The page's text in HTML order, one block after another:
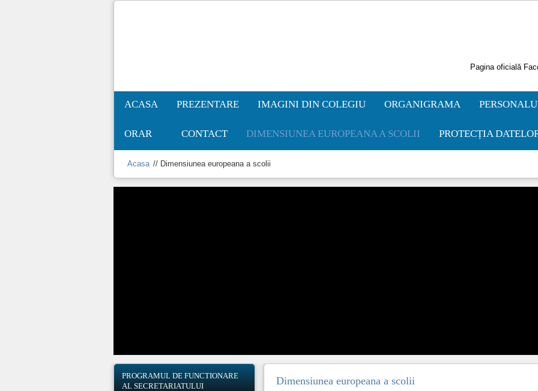
Pagina oficială
ACASA PREZENTARE IMAGINI DIN COLEGIU ORGANIGRAMA
ORAR CONTACT DIMENSIUNEA EUROPEANA A SCOLII PROTECȚIA
Acasa // Dimensiunea europeana a scolii
Dimensiunea europeana a scolii
PROGRAMUL DE FUNCTIONARE
AL SECRETARIATULUI